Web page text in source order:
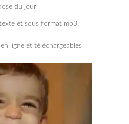
du jour
et sous format mp3
ligne et téléchargeables